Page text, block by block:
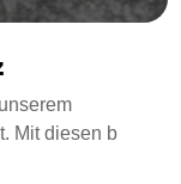
Mit diesen b